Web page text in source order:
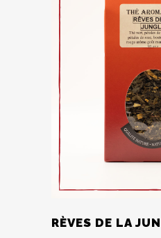
RÈVES DE LA